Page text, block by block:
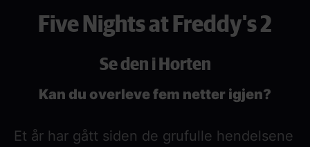
Five Nights at Freddy's 2
Se den i Horten
Kan du overleve fem netter igjen?
Et år har gått siden de grufulle hendelsene